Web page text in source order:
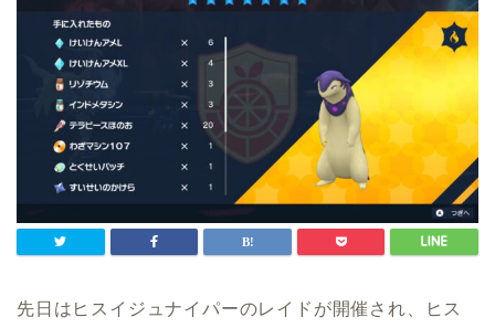
先日はヒスイジュナイパーのレイドが開催され、ヒス